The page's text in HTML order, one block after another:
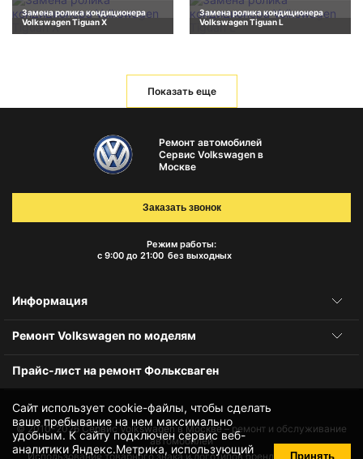
Замена ролика кондиционера
Volkswagen Tiguan X
Замена ролика кондиционера
Volkswagen Tiguan L
Показать еще
Сайт использует cookie-файлы, чтобы сделать
ваше пребывание на нем максимально
удобным. К cайту подключен сервис веб-
аналитики Яндекс.Метрика, использующий
Принять
Ремонт автомобилей
Сервис Volkswagen в
Москве
Режим работы:
с 9:00 до 21:00 без выходных
Заказать звонок
Информация
Ремонт Volkswagen по моделям
Прайс-лист на ремонт Фольксваген
© 2010-2026Сервис Volkswagen в Москве – ремонт и обслуживание
автомобилей
Использование товарного знака и логотипов бренда происходит